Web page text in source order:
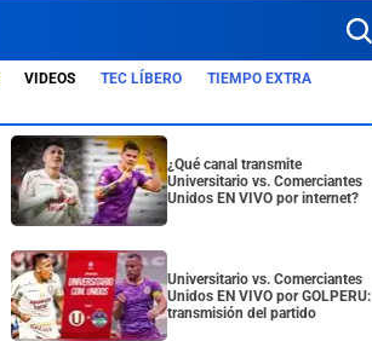
VIDEOS TEC LÍBERO TIEMPO EXTRA
¿Qué canal transmite
Universitario vs. Comerciantes
Unidos EN VIVO por internet?
Universitario vs. Comerciantes
Unidos EN VIVO por GOLPERU:
transmisión del partido